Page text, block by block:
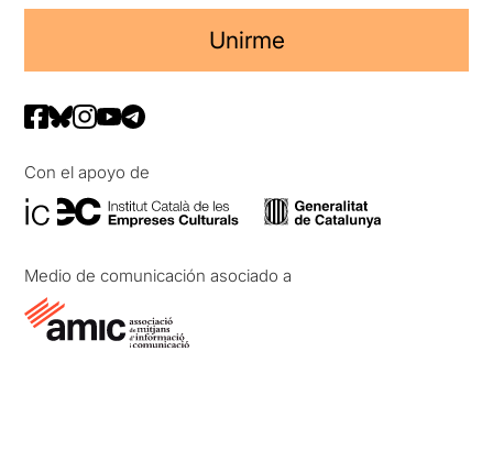
Unirme
Con el apoyo de
Medio de comunicación asociado a